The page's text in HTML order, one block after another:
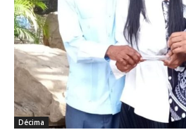
Décima